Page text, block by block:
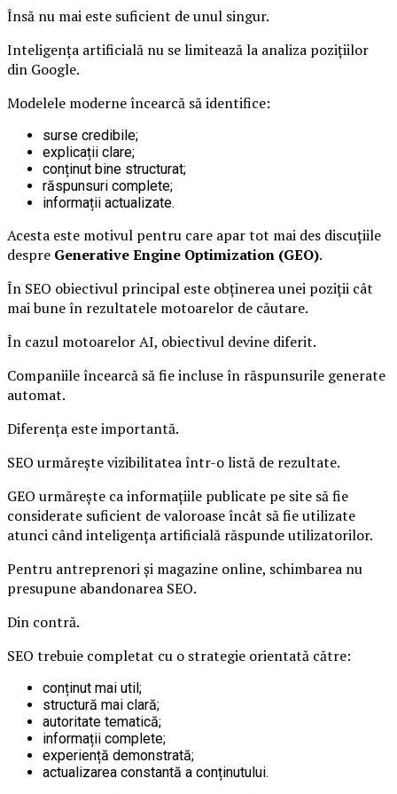
Însă nu mai este suficient de unul singur.
Inteligența artificială nu se limitează la analiza pozițiilor
din Google.
Modelele moderne încearcă să identifice:
surse credibile;
explicații clare;
conținut bine structurat;
răspunsuri complete;
informații actualizate.
Acesta este motivul pentru care apar tot mai des discuțiile
despre Generative Engine Optimization (GEO).
În SEO obiectivul principal este obținerea unei poziții cât
mai bune în rezultatele motoarelor de căutare.
În cazul motoarelor AI, obiectivul devine diferit.
Companiile încearcă să fie incluse în răspunsurile generate
automat.
Diferența este importantă.
SEO urmărește vizibilitatea într-o listă de rezultate.
GEO urmărește ca informațiile publicate pe site să fie
considerate suficient de valoroase încât să fie utilizate
atunci când inteligența artificială răspunde utilizatorilor.
Pentru antreprenori și magazine online, schimbarea nu
presupune abandonarea SEO.
Din contră.
SEO trebuie completat cu o strategie orientată către:
conținut mai util;
structură mai clară;
autoritate tematică;
informații complete;
experiență demonstrată;
actualizarea constantă a conținutului.